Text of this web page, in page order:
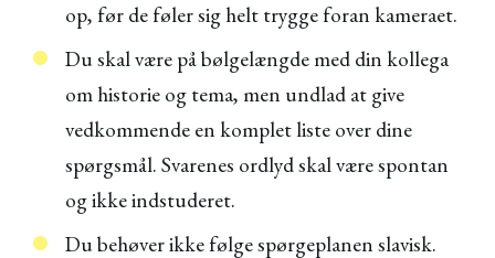
op, før de føler sig helt trygge foran kameraet.
Du skal være på bølgelængde med din kollega
om historie og tema, men undlad at give
vedkommende en komplet liste over dine
spørgsmål. Svarenes ordlyd skal være spontan
og ikke indstuderet.
Du behøver ikke følge spørgeplanen slavisk.